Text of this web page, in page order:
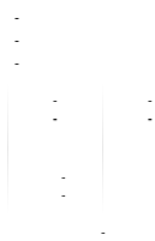
-
-
-
-
-
-
-
-
-
-